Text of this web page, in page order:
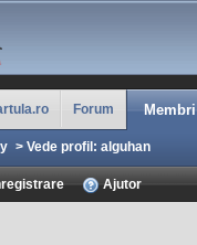
Forum Membri
> Vede profil: alguhan
Ajutor